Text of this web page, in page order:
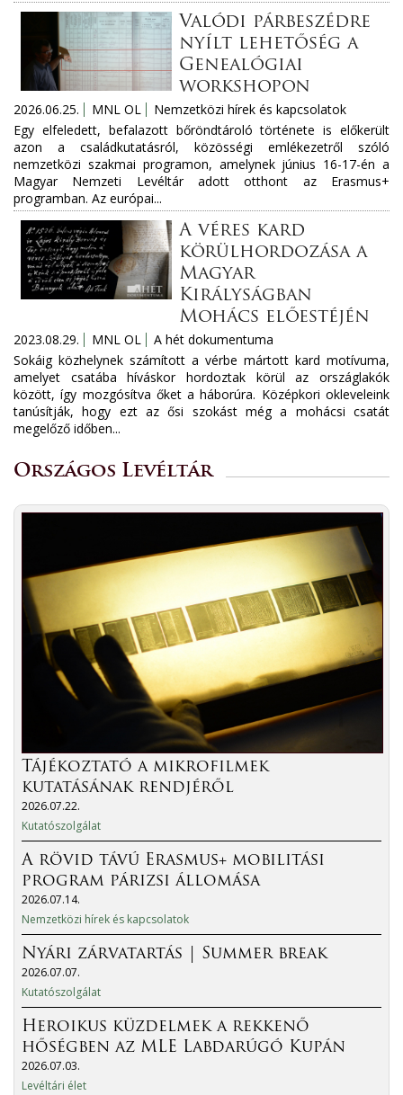
Valódi párbeszédre
nyílt lehetőség a
Genealógiai
workshopon
2026.06.25. MNL OL
Nemzetközi hírek és kapcsolatok
Egy elfeledett, befalazott bőröndtároló története is előkerült
azon a családkutatásról, közösségi emlékezetről szóló
nemzetközi szakmai programon, amelynek június 16-17-én a
Magyar Nemzeti Levéltár adott otthont az Erasmus+
programban. Az európai...
A véres kard
körülhordozása a
Magyar
Királyságban
Mohács előestéjén
2023.08.29. MNL OL
A hét dokumentuma
Sokáig közhelynek számított a vérbe mártott kard motívuma,
amelyet csatába híváskor hordoztak körül az országlakók
között, így mozgósítva őket a háborúra. Középkori okleveleink
tanúsítják, hogy ezt az ősi szokást még a mohácsi csatát
megelőző időben...
Országos Levéltár
Tájékoztató a mikrofilmek
kutatásának rendjéről
2026.07.22.
Kutatószolgálat
A rövid távú Erasmus+ mobilitási
program párizsi állomása
2026.07.14.
Nemzetközi hírek és kapcsolatok
Nyári zárvatartás | Summer break
2026.07.07.
Kutatószolgálat
Heroikus küzdelmek a rekkenő
hőségben az MLE Labdarúgó Kupán
2026.07.03.
Levéltári élet